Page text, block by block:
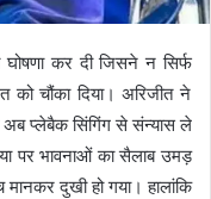
कर दी जिसने न सिर्फ
चौंका दिया। अरिजीत ने
प्लेबैक सिंगिंग से संन्यास ले
पर भावनाओं का सैलाब उमड़
दुखी हो गया। हालांकि